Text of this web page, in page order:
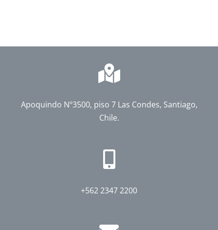
Apoquindo Nº3500, piso 7 Las Condes, Santiago,
Chile.
+562 2347 2200